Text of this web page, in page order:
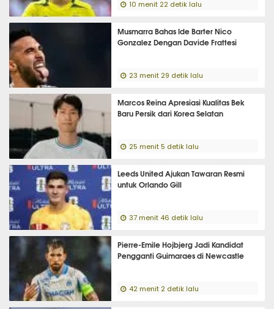
10 menit 22 detik lalu
Musmarra Bahas Ide Barter Nico
Gonzalez Dengan Davide Frattesi
23 menit 29 detik lalu
Marcos Reina Apresiasi Kualitas Bek
Baru Persik dari Korea Selatan
25 menit 5 detik lalu
Leeds United Ajukan Tawaran Resmi
untuk Orlando Gill
37 menit 46 detik lalu
Pierre-Emile Hojbjerg Jadi Kandidat
Pengganti Guimaraes di Newcastle
42 menit 2 detik lalu